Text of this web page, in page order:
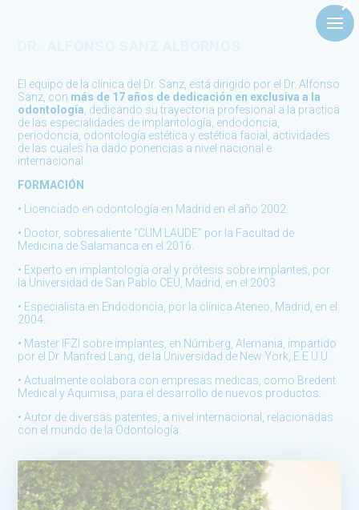
El equipo de la clínica del Dr. Sanz, está dirigido por el Dr. Alfonso
Sanz, con más de 17 años de dedicación en exclusiva a la
odontología , dedicando su trayectoria profesional a la practica
de las especialidades de implantología, endodoncia,
periodoncia, odontología estética y estética facial, actividades
de las cuales ha dado ponencias a nivel nacional e
internacional.
FORMACIÓN
• Licenciado en odontología en Madrid en el año 2002.
• Doctor, sobresaliente “CUM LAUDE” por la Facultad de
Medicina de Salamanca en el 2016.
• Experto en implantología oral y prótesis sobre implantes, por
la Universidad de San Pablo CEU, Madrid, en el 2003.
• Especialista en Endodoncia, por la clínica Ateneo, Madrid, en el
2004.
• Master IFZI sobre implantes, en Núrnberg, Alemania, impartido
por el Dr. Manfred Lang, de la Universidad de New York, E.E.U.U.
• Actualmente colabora con empresas medicas, como Bredent
Medical y Aquimisa, para el desarrollo de nuevos productos.
• Autor de diversas patentes, a nivel internacional, relacionadas
con el mundo de la Odontología.